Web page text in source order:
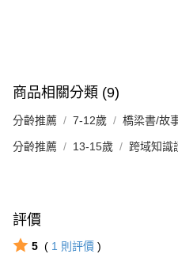
商品相關分類 (9)
分齡推薦 7-12歲 橋梁書/故
分齡推薦 13-15歲 跨域知識
評價
5 ( 1 則評價 )